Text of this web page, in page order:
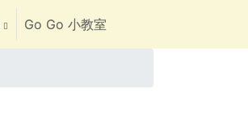
Go Go 小教室